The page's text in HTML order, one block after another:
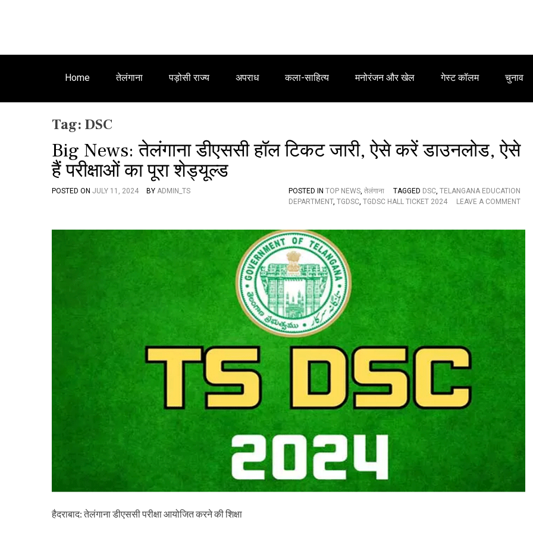
Home तेलंगाना पड़ोसी राज्य अपराध कला-साहित्य मनोरंजन और खेल गेस्ट कॉलम चुनाव
Tag: DSC
Big News: तेलंगाना डीएससी हॉल टिकट जारी, ऐसे करें डाउनलोड, ऐसे
हैं परीक्षाओं का पूरा शेड्यूल्ड
POSTED ON JULY 11, 2024 BY ADMIN_TS POSTED IN TOP NEWS, तेलंगाना TAGGED DSC, TELANGANA EDUCATION
DEPARTMENT, TGDSC, TGDSC HALL TICKET 2024
LEAVE A COMMENT
B
I
G
N
E
S
:
ते
लं
गा
ना
डी
हॉ
क
ट
री
,
ऐ
हैदराबाद: तेलंगाना डीएससी परीक्षा आयोजित करने की शिक्षा